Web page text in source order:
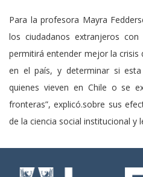
Para la profesora Mayra
los ciudadanos extranjeros
permitirá entender mejor la crisis
en el país, y determinar si
quienes vieven en Chile o se
fronteras”, explicó.sobre sus
de la ciencia social institucional y